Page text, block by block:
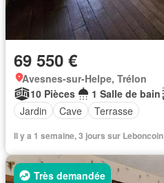
69 550 €
Avesnes-sur-Helpe, Trélon
10 Pièces
1 Salle de bain
Jardin
Cave Terrasse
Il y a 1 semaine, 3 jours sur Leboncoin
Très demandée